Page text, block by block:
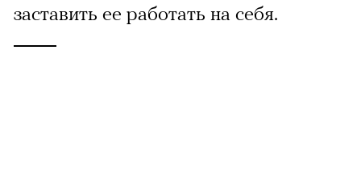
заставить ее работать на себя.